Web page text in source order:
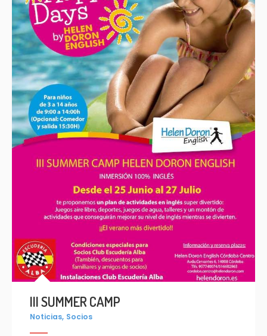
III SUMMER CAMP
Noticias, Socios